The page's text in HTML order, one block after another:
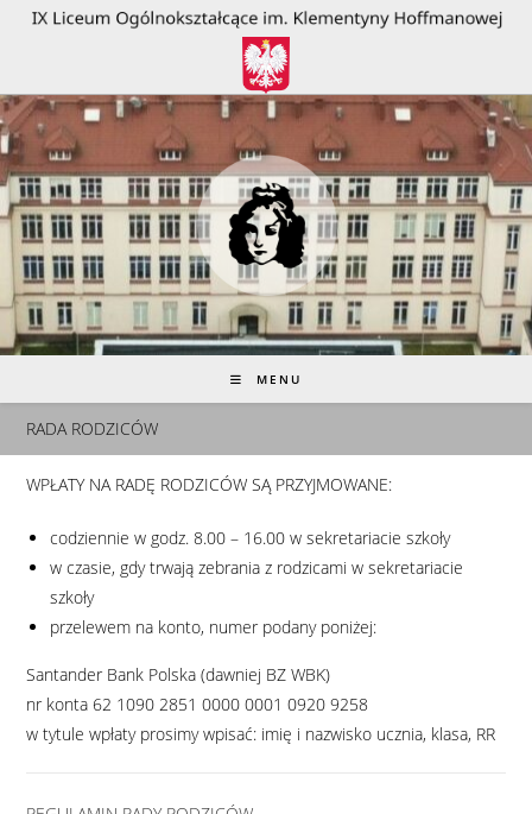
treści
MENU
RADA RODZICÓW
WPŁATY NA RADĘ RODZICÓW SĄ PRZYJMOWANE:
codziennie w godz. 8.00 – 16.00 w sekretariacie szkoły
w czasie, gdy trwają zebrania z rodzicami w sekretariacie
szkoły
przelewem na konto, numer podany poniżej:
Santander Bank Polska (dawniej BZ WBK)
nr konta 62 1090 2851 0000 0001 0920 9258
w tytule wpłaty prosimy wpisać: imię i nazwisko ucznia, klasa, RR